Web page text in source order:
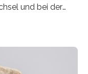
und bei der
präzise in
Dr. Ralf Erdmann
einen bislang